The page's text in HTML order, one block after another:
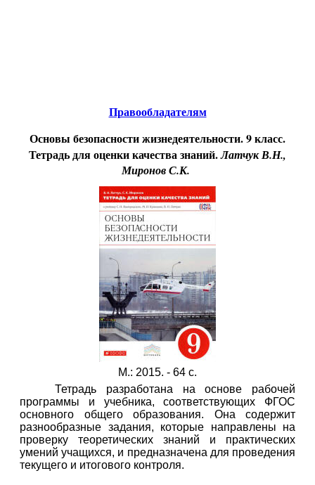
Правообладателям
Основы безопасности жизнедеятельности. 9 класс.
Тетрадь для оценки качества знаний.Латчук В.Н.,
Миронов С.К.
М.: 2015. - 64 с.
Тетрадь разработана на основе рабочей
программы и учебника, соответствующих ФГОС
основного общего образования. Она содержит
разнообразные задания, которые направлены на
проверку теоретических знаний и практических
умений учащихся, и предназначена для проведения
текущего и итогового контроля.